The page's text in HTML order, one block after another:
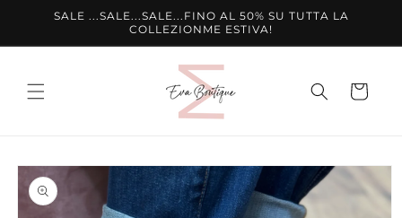
direttamente
SALE ...SALE...SALE...FINO AL 50% SU TUTTA LA
COLLEZIONME ESTIVA!
Carrello
Passa alle
informazioni
sul prodotto